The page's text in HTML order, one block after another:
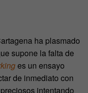
ha plasmado
supone la falta de
es un ensayo
de inmediato con
intentando